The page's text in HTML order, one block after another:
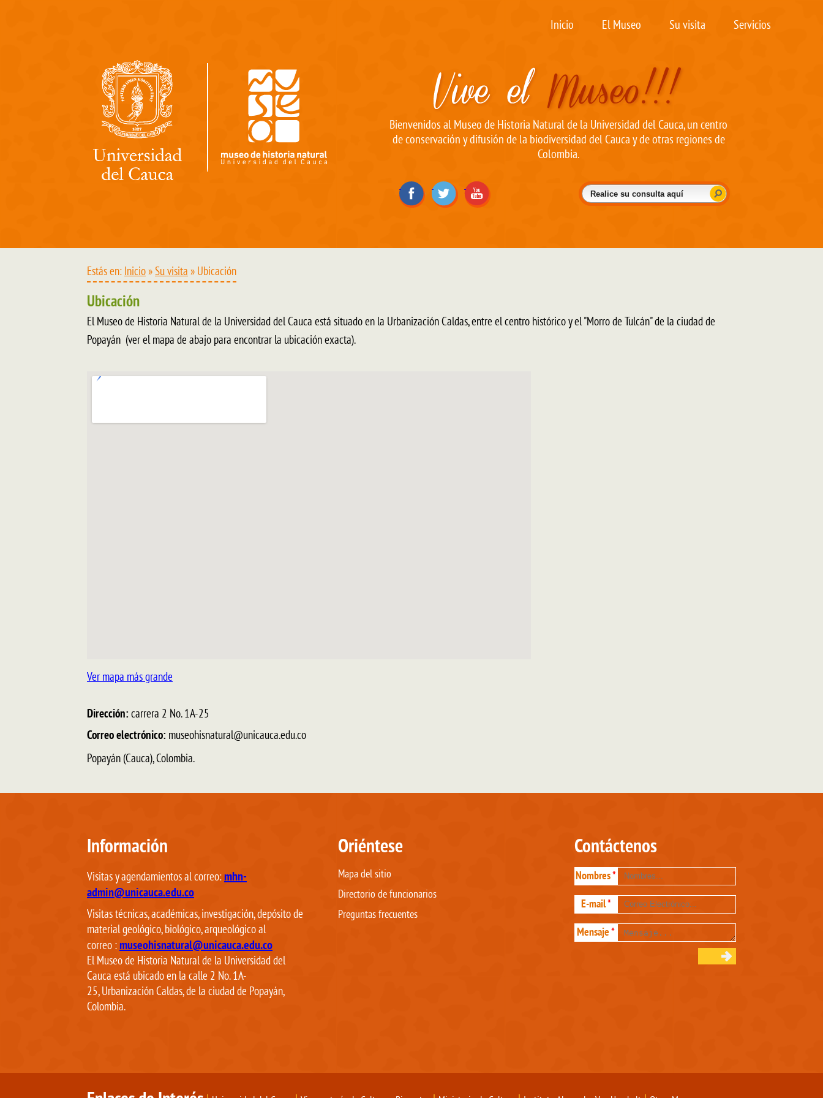
Inicio El Museo Su visita Servicios
Bienvenidos al Museo de Historia Natural de la Universidad del Cauca, un centro
de conservación y difusión de la biodiversidad del Cauca y de otras regiones de
Colombia.
Formulario de búsqueda
Buscar
Estás en: Inicio»Su visita » Ubicación
Ubicación
El Museo de Historia Natural de la Universidad del Cauca está situado en la Urbanización Caldas, entre el centro histórico y el "Morro de Tulcán" de la ciudad de
Popayán (ver el mapa de abajo para encontrar la ubicación exacta).
Ver mapa más grande
Dirección: carrera 2 No. 1A-25
Correo electrónico: museohisnatural@unicauca.edu.co
Popayán (Cauca),Colombia.
Información
Visitas y agendamientos al correo:mhn-
admin@unicauca.edu.co
Visitas técnicas, académicas, investigación, depósito de
material geológico, biológico, arqueológico al
correo :museohisnatural@unicauca.edu.co
El Museo de Historia Natural de la Universidad del
Cauca está ubicado en la calle 2 No. 1A-
25, Urbanización Caldas, de la ciudad de Popayán,
Colombia.
Oriéntese
Mapa del sitio
Directorio de funcionarios
Preguntas frecuentes
Contáctenos
Nombres*
E-mail*
Mensaje*